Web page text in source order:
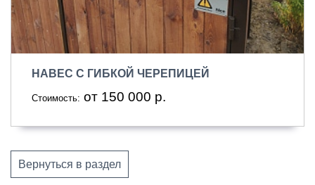
НАВЕС С ГИБКОЙ ЧЕРЕПИЦЕЙ
Стоимость: от 150 000 р.
Вернуться в раздел